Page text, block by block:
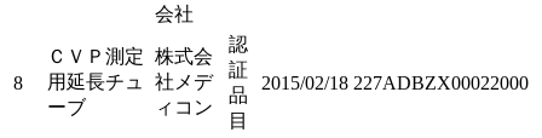
会社
8
ＣＶＰ測定
用延長チュ
ーブ
株式会
社メデ
ィコン
認
証
品
目
2015/02/18 227ADBZX00022000